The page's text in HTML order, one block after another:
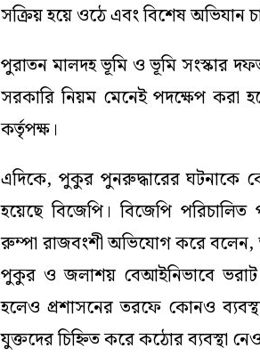
সক্রিয় হয়ে ওঠে এবং বিশেষ অভিযান
পুরাতন মালদহ ভূমি ও ভূমি সংস্কার
সরকারি নিয়ম মেনেই পদক্ষেপ করা
কর্তৃপক্ষ।
এদিকে, পুকুর পুনরুদ্ধারের ঘটনাকে
হয়েছে বিজেপি। বিজেপি
রুম্পা রাজবংশী অভিযোগ করে
পুকুর ও জলাশয় বেআইনিভাবে ভরাট
হলেও প্রশাসনের তরফে কোনও
যুক্তদের চিহ্নিত করে কঠোর ব্যবস্থা